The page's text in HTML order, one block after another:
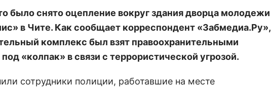
было снято оцепление вокруг здания дворца молодежи
в Чите. Как сообщает корреспондент «Забмедиа.Ру»,
комплекс был взят правоохранительными
«колпак» в связи с террористической угрозой.
сотрудники полиции, работавшие на месте